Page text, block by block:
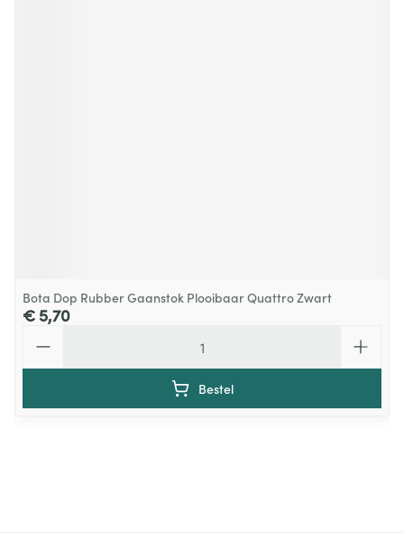
Bota Dop Rubber Gaanstok Plooibaar Quattro Zwart
€ 5,70
Bestel